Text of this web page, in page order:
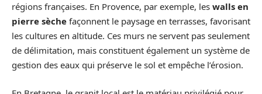
régions françaises. En Provence, par exemple, les walls en
pierre sèche façonnent le paysage en terrasses, favorisant
les cultures en altitude. Ces murs ne servent pas seulement
de délimitation, mais constituent également un système de
gestion des eaux qui préserve le sol et empêche l’érosion.